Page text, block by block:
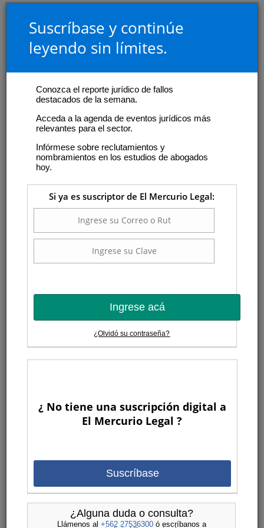
Suscríbase y continúe
leyendo sin límites.
Conozca el reporte jurídico de fallos
destacados de la semana.
Acceda a la agenda de eventos jurídicos más
relevantes para el sector.
Infórmese sobre reclutamientos y
nombramientos en los estudios de abogados
hoy.
Si ya es suscriptor de El Mercurio Legal:
Ingrese acá
¿Olvidó su contraseña?
¿ No tiene una suscripción digital a
El Mercurio Legal ?
Suscríbase
¿Alguna duda o consulta?
Llámenos al +562 27536300ó escríbanos a